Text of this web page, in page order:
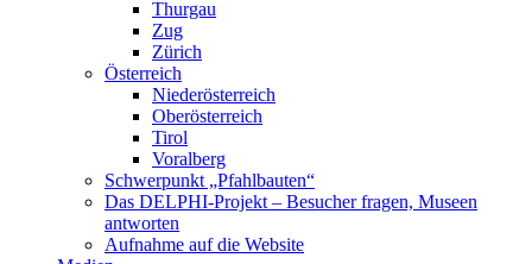
Thurgau
Zug
Zürich
Österreich
Niederösterreich
Oberösterreich
Tirol
Voralberg
Schwerpunkt „Pfahlbauten“
Das DELPHI-Projekt – Besucher fragen, Museen
antworten
Aufnahme auf die Website